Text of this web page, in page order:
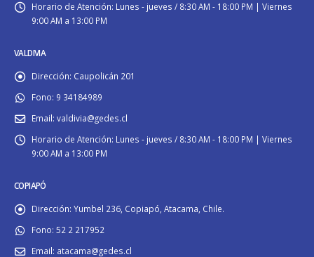
Horario de Atención: Lunes - jueves / 8:30 AM - 18:00 PM | Viernes
9:00 AM a 13:00 PM
VALDIVIA
Dirección: Caupolicán 201
Fono: 9 34184989
Email: valdivia@gedes.cl
Horario de Atención: Lunes - jueves / 8:30 AM - 18:00 PM | Viernes
9:00 AM a 13:00 PM
COPIAPÓ
Dirección: Yumbel 236, Copiapó, Atacama, Chile.
Fono: 52 2 217952
Email: atacama@gedes.cl